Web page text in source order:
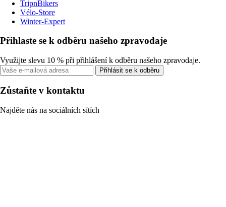
TripnBikers
Vélo-Store
Winter-Expert
Přihlaste se k odběru našeho zpravodaje
Využijte slevu 10 % při přihlášení k odběru našeho zpravodaje.
Přihlásit se k odběru
Zůstaňte v kontaktu
Najděte nás na sociálních sítích